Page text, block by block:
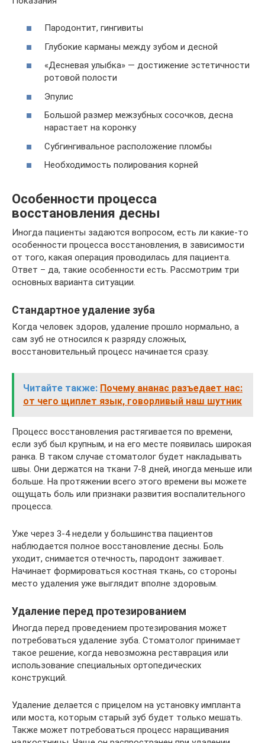
Пародонтит, гингивиты
Глубокие карманы между зубом и десной
«Десневая улыбка» — достижение эстетичности
ротовой полости
Эпулис
Большой размер межзубных сосочков, десна
нарастает на коронку
Субгингивальное расположение пломбы
Необходимость полирования корней
Особенности процесса
восстановления десны
Иногда пациенты задаются вопросом, есть ли какие-то
особенности процесса восстановления, в зависимости
от того, какая операция проводилась для пациента.
Ответ – да, такие особенности есть. Рассмотрим три
основных варианта ситуации.
Стандартное удаление зуба
Когда человек здоров, удаление прошло нормально, а
сам зуб не относился к разряду сложных,
восстановительный процесс начинается сразу.
Читайте также: Почему ананас разъедает нас:
от чего щиплет язык, говорливый наш шутник
Процесс восстановления растягивается по времени,
если зуб был крупным, и на его месте появилась широкая
ранка. В таком случае стоматолог будет накладывать
швы. Они держатся на ткани 7-8 дней, иногда меньше или
больше. На протяжении всего этого времени вы можете
ощущать боль или признаки развития воспалительного
процесса.
Уже через 3-4 недели у большинства пациентов
наблюдается полное восстановление десны. Боль
уходит, снимается отечность, пародонт заживает.
Начинает формироваться костная ткань, со стороны
место удаления уже выглядит вполне здоровым.
Удаление перед протезированием
Иногда перед проведением протезирования может
потребоваться удаление зуба. Стоматолог принимает
такое решение, когда невозможна реставрация или
использование специальных ортопедических
конструкций.
Удаление делается с прицелом на установку импланта
или моста, которым старый зуб будет только мешать.
Также может потребоваться процесс наращивания